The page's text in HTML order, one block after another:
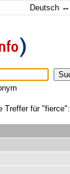
Deutsch ↔
Treffer für "fierce":